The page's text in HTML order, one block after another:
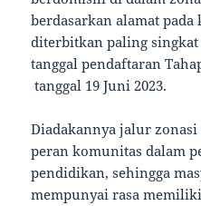
berdasarkan alamat
diterbitkan paling
tanggal pendaftaran
tanggal 19 Juni 2023.
Diadakannya jalur
peran komunitas dalam
pendidikan, sehingga
mempunyai rasa